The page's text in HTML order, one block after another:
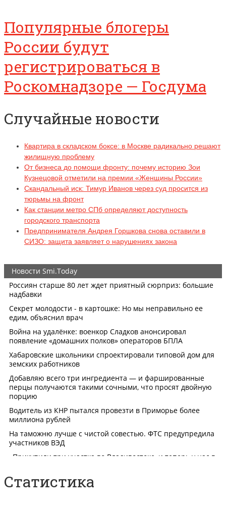
Популярные блогеры
России будут
регистрироваться в
Роскомнадзоре — Госдума
Случайные новости
Квартира в складском боксе: в Москве радикально решают
жилищную проблему
От бизнеса до помощи фронту: почему историю Зои
Кузнецовой отметили на премии «Женщины России»
Скандальный иск: Тимур Иванов через суд просится из
тюрьмы на фронт
Как станции метро СПб определяют доступность
городского транспорта
Предпринимателя Андрея Горшкова снова оставили в
СИЗО: защита заявляет о нарушениях закона
Статистика